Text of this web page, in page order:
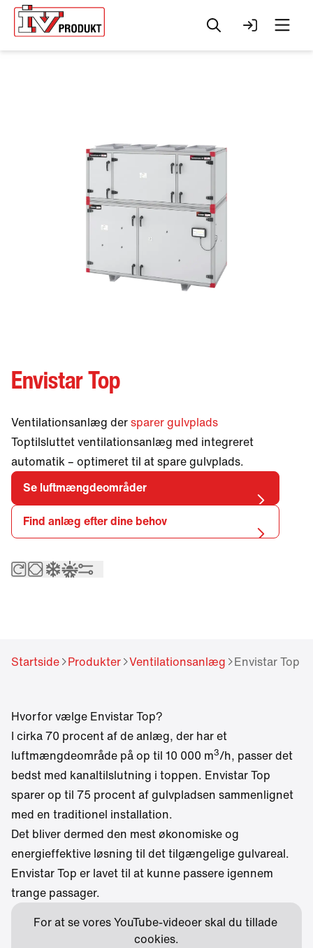
Change to
English?
Søg Log ind
Envistar Top
Ventilationsanlæg dersparer gulvplads
Toptilsluttet ventilationsanlæg med integreret
automatik – optimeret til at spare gulvplads.
Se luftmængdeområder
Find anlæg efter dine behov
Startside Produkter Ventilationsanlæg Envistar Top
Hvorfor vælge Envistar Top?
I cirka 70 procent af de anlæg, der har et
luftmængdeområde på op til 10 000 m3/h, passer det
bedst med kanaltilslutning i toppen. Envistar Top
sparer op til 75 procent af gulvpladsen sammenlignet
med en traditionel installation.
Det bliver dermed den mest økonomiske og
energieffektive løsning til det tilgængelige gulvareal.
Envistar Top er lavet til at kunne passere igennem
trange passager.
For at se vores YouTube-videoer skal du tillade
cookies.